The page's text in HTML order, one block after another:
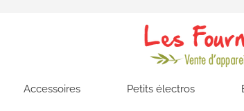
Accessoires Petits électros